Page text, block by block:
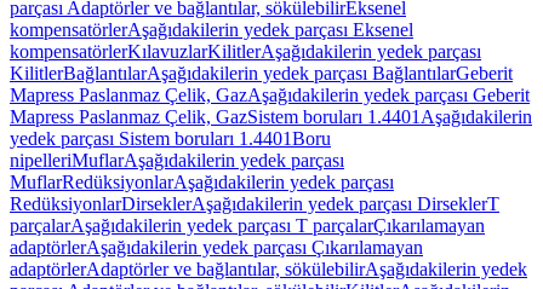
parçası Adaptörler ve bağlantılar, sökülebilirEksenel
kompensatörlerAşağıdakilerin yedek parçası Eksenel
kompensatörlerKılavuzlarKilitlerAşağıdakilerin yedek parçası
KilitlerBağlantılarAşağıdakilerin yedek parçası BağlantılarGeberit
Mapress Paslanmaz Çelik, GazAşağıdakilerin yedek parçası Geberit
Mapress Paslanmaz Çelik, GazSistem boruları 1.4401 Aşağıdakilerin
yedek parçası Sistem boruları 1.4401Boru
nipelleriMuflarAşağıdakilerin yedek parçası
MuflarRedüksiyonlarAşağıdakilerin yedek parçası
RedüksiyonlarDirseklerAşağıdakilerin yedek parçası DirseklerT
parçalarAşağıdakilerin yedek parçası T parçalarÇıkarılamayan
adaptörlerAşağıdakilerin yedek parçası Çıkarılamayan
adaptörlerAdaptörler ve bağlantılar, sökülebilirAşağıdakilerin yedek